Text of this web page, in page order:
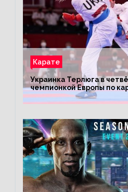
Карате
Украинка Терлюга в
чемпионкой Европы по